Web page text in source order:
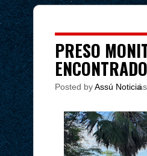
PRESO
Posted byAssú Noticia
às